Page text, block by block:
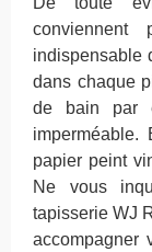
indispensable
dans chaque
de bain par
papier peint
Ne vous
tapisserie WJ
accompagner